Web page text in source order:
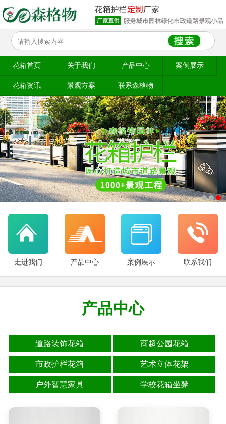
花箱首页 关于我们 产品中心 案例展示
花箱资讯 景观方案 联系森格物
走进我们 产品中心 案例展示 联系我们
产品中心
道路装饰花箱 商超公园花箱
市政护栏花箱 艺术立体花架
户外智慧家具 学校花箱坐凳